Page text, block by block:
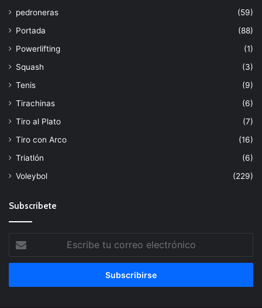
pedroneras
(59)
Portada
(88)
Powerlifting
(1)
Squash
(3)
Tenis
(9)
Tirachinas
(6)
Tiro al Plato
(7)
Tiro con Arco
(16)
Triatlón
(6)
Voleybol
(229)
Subscribete
Escribe
tu
correo